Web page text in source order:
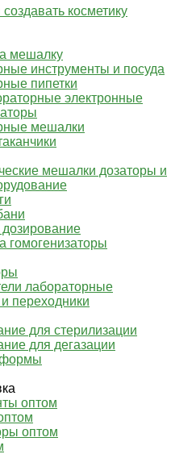
косметику
мешалку
инструменты и посуда
пипетки
электронные
мешалки
мешалки дозаторы и
гомогенизаторы
лабораторные
переходники
для стерилизации
для дегазации
оптом
оптом